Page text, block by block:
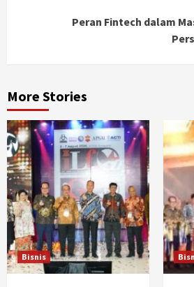
Peran Fintech dalam
More Stories
Bisnis